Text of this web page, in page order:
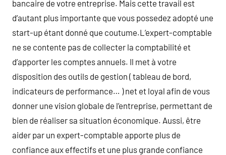
bancaire de votre entreprise. Mais cette travail est
d’autant plus importante que vous possedez adopté une
start-up étant donné que coutume.L’expert-comptable
ne se contente pas de collecter la comptabilité et
d’apporter les comptes annuels. Il met à votre
disposition des outils de gestion ( tableau de bord,
indicateurs de performance… ) net et loyal afin de vous
donner une vision globale de l’entreprise, permettant de
bien de réaliser sa situation économique. Aussi, être
aider par un expert-comptable apporte plus de
confiance aux effectifs et une plus grande confiance